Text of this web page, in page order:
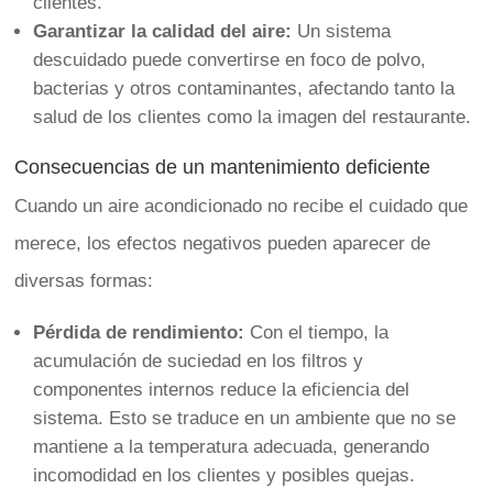
Garantizar la calidad del aire: Un sistema
descuidado puede convertirse en foco de polvo,
bacterias y otros contaminantes, afectando tanto la
salud de los clientes como la imagen del restaurante.
Consecuencias de un mantenimiento deficiente
Cuando un aire acondicionado no recibe el cuidado que
merece, los efectos negativos pueden aparecer de
diversas formas:
Pérdida de rendimiento: Con el tiempo, la
acumulación de suciedad en los filtros y
componentes internos reduce la eficiencia del
sistema. Esto se traduce en un ambiente que no se
mantiene a la temperatura adecuada, generando
incomodidad en los clientes y posibles quejas.